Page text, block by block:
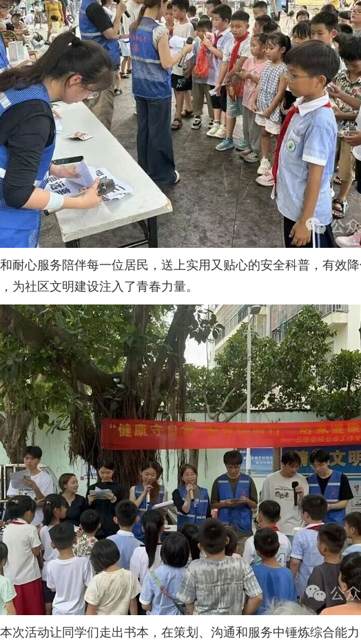
耐心服务陪伴每一位居民，送上实用又贴心的安全科普，有效
为社区文明建设注入了青春力量。
次活动让同学们走出书本，在策划、沟通和服务中锤炼综合能力